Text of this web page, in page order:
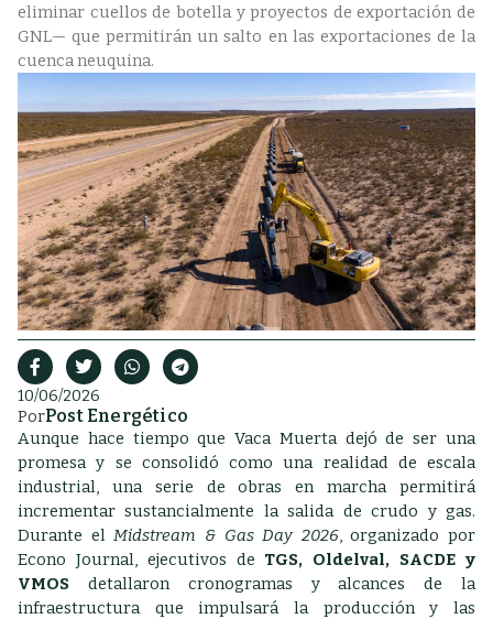
eliminar cuellos de botella y proyectos de exportación de
GNL— que permitirán un salto en las exportaciones de la
cuenca neuquina.
10/06/2026
PorPost Energético
Aunque hace tiempo que Vaca Muerta dejó de ser una
promesa y se consolidó como una realidad de escala
industrial, una serie de obras en marcha permitirá
incrementar sustancialmente la salida de crudo y gas.
Durante elMidstream & Gas Day 2026, organizado por
Econo Journal, ejecutivos de TGS, Oldelval, SACDE y
VMOS detallaron cronogramas y alcances de la
infraestructura que impulsará la producción y las